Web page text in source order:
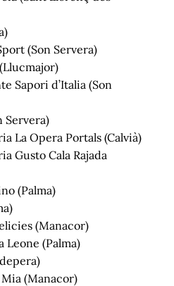
(Son Servera)
Sapori d’Italia (Son
Servera)
La Opera Portals (Calvià)
Gusto Cala Rajada
(Palma)
(Manacor)
Leone (Palma)
(Manacor)